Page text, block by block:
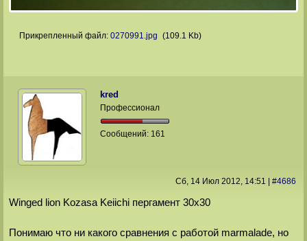
Прикрепленный файл: 0270991.jpg (109.1 Kb)
kred
Профессионал
Сообщений: 161
Сб, 14 Июл 2012 , 14:51 | #4686
Winged lion Kozasa Keiichi пергамент 30х30
Понимаю что ни какого сравнения с работой marmalade, но